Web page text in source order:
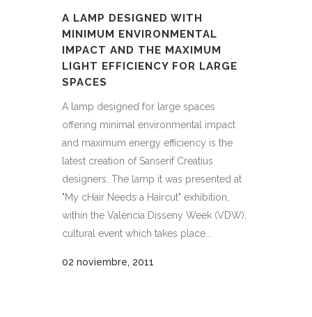
A LAMP DESIGNED WITH
MINIMUM ENVIRONMENTAL
IMPACT AND THE MAXIMUM
LIGHT EFFICIENCY FOR LARGE
SPACES
A lamp designed for large spaces
offering minimal environmental impact
and maximum energy efficiency is the
latest creation of Sanserif Creatius
designers. The lamp it was presented at
"My cHair Needs a Haircut" exhibition,
within the Valencia Disseny Week (VDW),
cultural event which takes place...
02 noviembre, 2011